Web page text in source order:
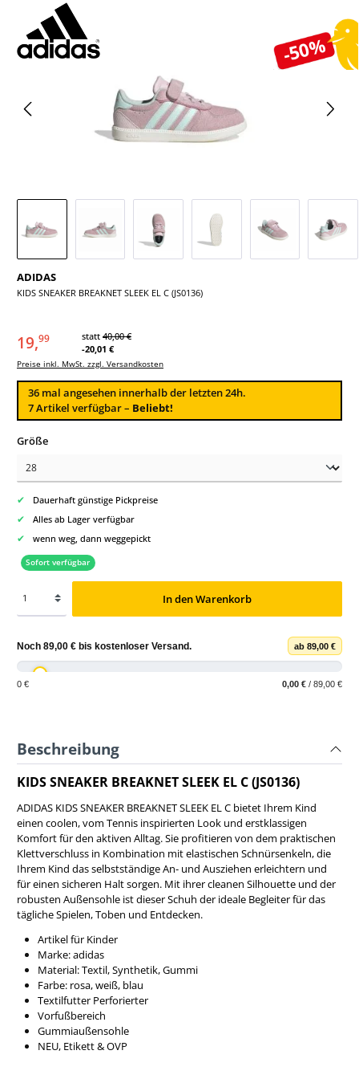
-50%
Bildergalerie überspringen
ADIDAS
KIDS SNEAKER BREAKNET SLEEK EL C (JS0136)
19,99 statt 40,00 €
-20,01 €
Preise inkl. MwSt. zzgl. Versandkosten
36 mal angesehen innerhalb der letzten 24h.
7 Artikel verfügbar – Beliebt!
Größeauswählen
✔ Dauerhaft günstige Pickpreise
✔ Alles ab Lager verfügbar
✔ wenn weg, dann weggepickt
Sofort verfügbar
In den Warenkorb
Noch 89,00 € bis kostenloser Versand. ab 89,00 €
0 € 0,00 € / 89,00 €
Beschreibung
KIDS SNEAKER BREAKNET SLEEK EL C (JS0136)
ADIDAS KIDS SNEAKER BREAKNET SLEEK EL C bietet Ihrem Kind
einen coolen, vom Tennis inspirierten Look und erstklassigen
Komfort für den aktiven Alltag. Sie profitieren von dem praktischen
Klettverschluss in Kombination mit elastischen Schnürsenkeln, die
Ihrem Kind das selbstständige An- und Ausziehen erleichtern und
für einen sicheren Halt sorgen. Mit ihrer cleanen Silhouette und der
robusten Außensohle ist dieser Schuh der ideale Begleiter für das
tägliche Spielen, Toben und Entdecken.
Artikel für Kinder
Marke: adidas
Material: Textil, Synthetik, Gummi
Farbe: rosa, weiß, blau
Textilfutter Perforierter
Vorfußbereich
Gummiaußensohle
NEU, Etikett & OVP